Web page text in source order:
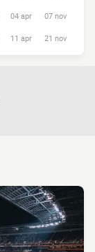
04 apr 07 nov
11 apr 21 nov